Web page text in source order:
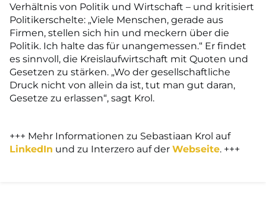
Verhältnis von Politik und Wirtschaft – und kritisiert
Politikerschelte: „Viele Menschen, gerade aus
Firmen, stellen sich hin und meckern über die
Politik. Ich halte das für unangemessen.“ Er findet
es sinnvoll, die Kreislaufwirtschaft mit Quoten und
Gesetzen zu stärken. „Wo der gesellschaftliche
Druck nicht von allein da ist, tut man gut daran,
Gesetze zu erlassen“, sagt Krol.
+++ Mehr Informationen zu Sebastiaan Krol auf
LinkedIn und zu Interzero auf der Webseite. +++